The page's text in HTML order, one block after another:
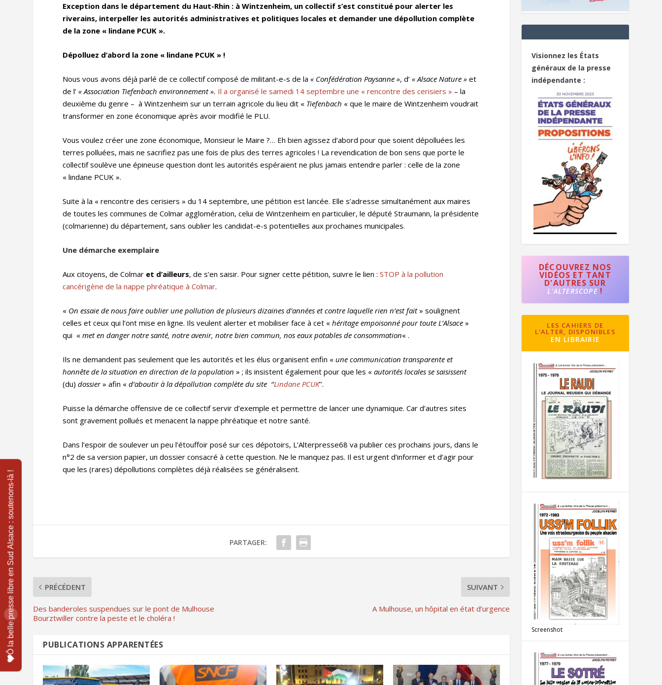
Exception dans le département du Haut-Rhin : à Wintzenheim, un collectif s’est constitué pour alerter les
riverains, interpeller les autorités administratives et politiques locales et demander une dépollution complète
de la zone « lindane PCUK ».
Dépolluez d’abord la zone « lindane PCUK » !
Nous vous avons déjà parlé de ce collectif composé de militant-e-s de la« Confédération Paysanne », d’« Alsace Nature » et
de l’« Association Tiefenbach environnement ». Il a organisé le samedi 14 septembre une « rencontre des cerisiers » – la
deuxième du genre – à Wintzenheim sur un terrain agricole du lieu dit « Tiefenbach « que le maire de Wintzenheim voudrait
transformer en zone économique après avoir modifié le PLU.
Vous voulez créer une zone économique, Monsieur le Maire ?… Eh bien agissez d’abord pour que soient dépolluées les
terres polluées, mais ne sacrifiez pas une fois de plus des terres agricoles ! La revendication de bon sens que porte le
collectif soulève une épineuse question dont les autorités espéraient ne plus jamais entendre parler : celle de la zone
« lindane PCUK ».
Suite à la « rencontre des cerisiers » du 14 septembre, une pétition est lancée. Elle s’adresse simultanément aux maires
de toutes les communes de Colmar agglomération, celui de Wintzenheim en particulier, le député Straumann, la présidente
(colmarienne) du département, sans oublier les candidat-e-s potentielles aux prochaines municipales.
Une démarche exemplaire
Aux citoyens, de Colmar et d’ailleurs, de s’en saisir. Pour signer cette pétition, suivre le lien :STOP à la pollution
cancérigène de la nappe phréatique à Colmar.
« On essaie de nous faire oublier une pollution de plusieurs dizaines d’années et contre laquelle rien n’est fait» soulignent
celles et ceux qui l’ont mise en ligne. Ils veulent alerter et mobiliser face à cet «héritage empoisonné pour toute L’Alsace »
qui «met en danger notre santé, notre avenir, notre bien commun, nos eaux potables de consommation« .
Ils ne demandent pas seulement que les autorités et les élus organisent enfin «une communication transparente et
honnête de la situation en direction de la population » ; ils insistent également pour que les «autorités locales se saisissent
(du)dossier» afin «d’aboutir à la dépollution complète du site ‘’Lindane PCUK’’.
Puisse la démarche offensive de ce collectif servir d’exemple et permettre de lancer une dynamique. Car d’autres sites
sont gravement pollués et menacent la nappe phréatique et notre santé.
Dans l’espoir de soulever un peu l’étouffoir posé sur ces dépotoirs, L’Alterpresse68 va publier ces prochains jours, dans le
n°2 de sa version papier, un dossier consacré à cette question. Ne le manquez pas. Il est urgent d’informer et d’agir pour
que les (rares) dépollutions complètes déjà réalisées se généralisent.
PARTAGER:
PRÉCÉDENT
Des banderoles suspendues sur le pont de Mulhouse
Bourztwiller contre la peste et le choléra !
SUIVANT
A Mulhouse, un hôpital en état d’urgence
PUBLICATIONS APPARENTÉES
Visionnez les États
généraux de la presse
indépendante :
DÉCOUVREZ NOS
VIDÉOS ET TANT
D'AUTRES SUR
L'ALTERSCOPE!
LES CAHIERS DE
L'ALTER, DISPONIBLES
EN LIBRAIRIE
Screenshot